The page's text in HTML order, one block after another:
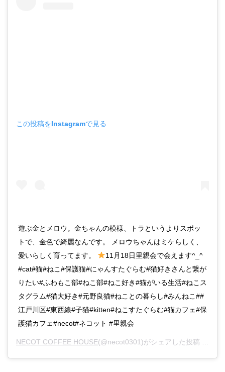
この投稿をInstagramで見る
遊ぶ金とメロウ。金ちゃんの模様、トラというよりスポッ
トで、金色で綺麗なんです。 メロウちゃんはミケらしく、
愛いらしく育ってます。
11月18日里親会で会えます^_^
#cat#猫#ねこ#保護猫#にゃんすたぐらむ#猫好きさんと繋が
りたい#ふわもこ部#ねこ部#ねこ好き#猫がいる生活#ねこス
タグラム#猫大好き#元野良猫#ねことの暮らし#みんねこ##
江戸川区#東西線#子猫#kitten#ねこすたぐらむ#猫カフェ#保
護猫カフェ#necot#ネコット #里親会
NECOT COFFEE HOUSE(@necot0301)がシェアした投稿 –